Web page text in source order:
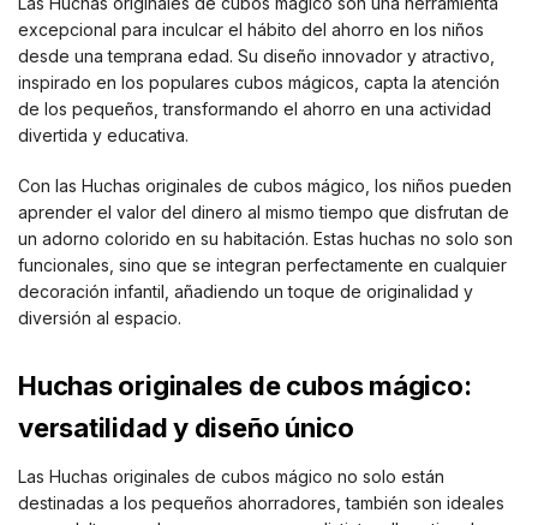
excepcional para inculcar el hábito del ahorro en los niños
desde una temprana edad. Su diseño innovador y atractivo,
inspirado en los populares cubos mágicos, capta la atención
de los pequeños, transformando el ahorro en una actividad
divertida y educativa.
Con las Huchas originales de cubos mágico, los niños pueden
aprender el valor del dinero al mismo tiempo que disfrutan de
un adorno colorido en su habitación. Estas huchas no solo son
funcionales, sino que se integran perfectamente en cualquier
decoración infantil, añadiendo un toque de originalidad y
diversión al espacio.
Huchas originales de cubos mágico:
versatilidad y diseño único
Las Huchas originales de cubos mágico no solo están
destinadas a los pequeños ahorradores, también son ideales